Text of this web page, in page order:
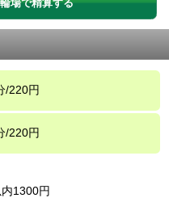
場で精算する
/220円
/220円
1300円